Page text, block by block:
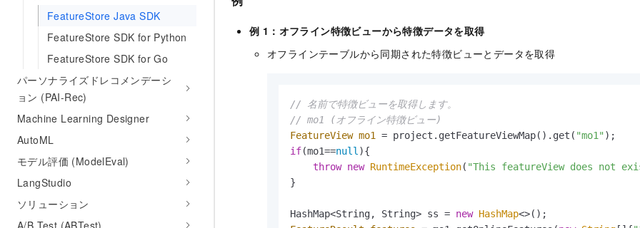
FeatureStore Java SDK
FeatureStore SDK for Python
FeatureStore SDK for Go
パーソナライズドレコメンデーシ
ョン (PAI-Rec)
Machine Learning Designer
AutoML
モデル評価 (ModelEval)
LangStudio
ソリューション
A/B Test (ABTest)
例 1：オフライン特徴ビューから特徴データを取得
オフラインテーブルから同期された特徴ビューとデータを取得
// 名前で特徴ビューを取得します。
// mo1 (オフライン特徴ビュー)
FeatureView mo1 = project.getFeatureViewMap().get( "mo1"
if(mo1==null ){
throw new RuntimeException( "This featureView does not
}
HashMap<String, String> ss = new HashMap